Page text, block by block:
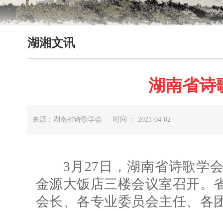
湖湘文讯
湖南省诗
来源：湖南省诗歌学会 时间 ： 2021-04-02
3月27日，湖南省诗歌学会
金源大饭店三楼会议室召开。
会长、各专业委员会主任、各